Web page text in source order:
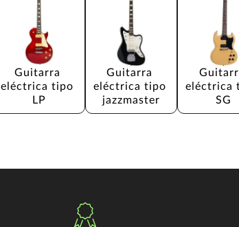
Guitarra
eléctrica tipo
LP
Guitarra
eléctrica tipo
jazzmaster
eléctrica
SG